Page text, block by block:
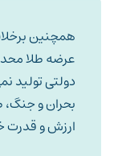
همچنین
عرضه طلا
دولتی تولید
بحران و جنگ،
ارزش و قدرت